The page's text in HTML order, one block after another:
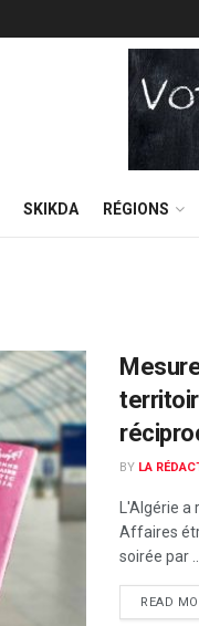
SKIKDA RÉGIONS
BY LA
L'Algérie
Affaires
soirée par ...
READ